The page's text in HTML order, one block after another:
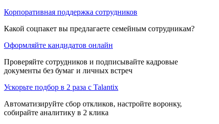
Корпоративная поддержка сотрудников
Какой соцпакет вы предлагаете семейным сотрудникам?
Оформляйте кандидатов онлайн
Проверяйте сотрудников и подписывайте кадровые
документы без бумаг и личных встреч
Ускорьте подбор в 2 раза с Talantix
Автоматизируйте сбор откликов, настройте воронку,
собирайте аналитику в 2 клика